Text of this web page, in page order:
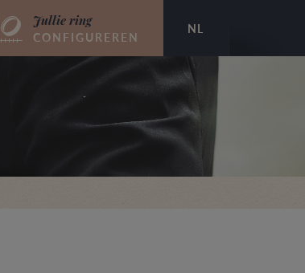
NL
Jullie ring
CONFIGUREREN